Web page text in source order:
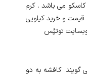
می باشد . کرم
قیمت و خرید کیلویی
توتپُس
گویند. کافشه به دو